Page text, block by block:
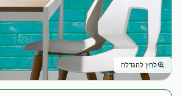
לחץ להגדלה